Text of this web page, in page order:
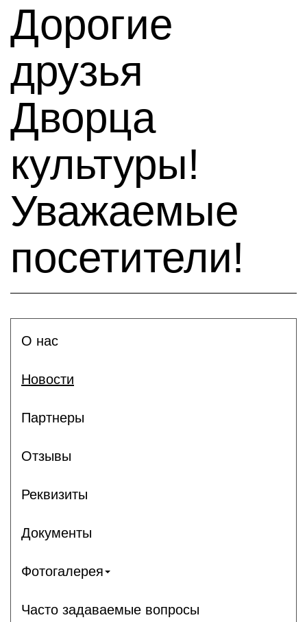
Дорогие
друзья
Дворца
культуры!
Уважаемые
посетители!
О нас
Новости
Партнеры
Отзывы
Реквизиты
Документы
Фотогалерея
Часто задаваемые вопросы